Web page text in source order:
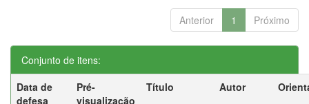
Anterior 1 Próximo
Conjunto de itens:
Data de
defesa
Pré-
visualização
Título Autor